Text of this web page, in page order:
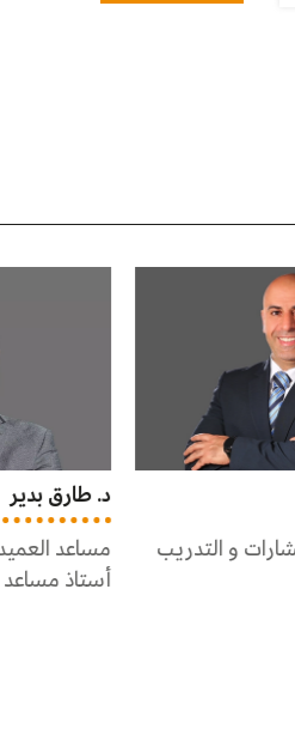
أ.د.
رئيس قسم
أستاذ دكتور